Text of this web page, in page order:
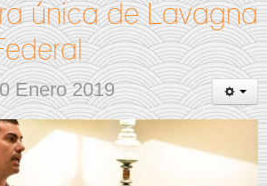
única de Lavagna
Enero 2019